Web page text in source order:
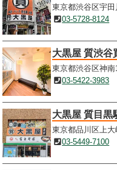
東京都渋谷区宇
03-5728-8124
大黒屋 質渋谷
東京都渋谷区神
03-5422-3983
大黒屋 質目黒
東京都品川区上
03-5449-7100